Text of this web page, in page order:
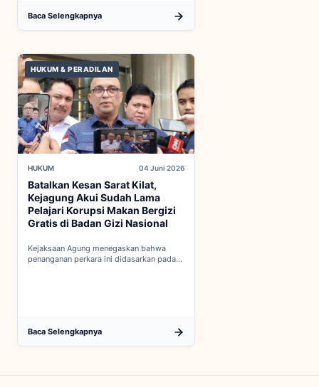
Baca Selengkapnya
HUKUM & PERADILAN
HUKUM 04 Juni 2026
Batalkan Kesan Sarat Kilat,
Kejagung Akui Sudah Lama
Pelajari Korupsi Makan Bergizi
Gratis di Badan Gizi Nasional
Kejaksaan Agung menegaskan bahwa
penanganan perkara ini didasarkan pada
Baca Selengkapnya